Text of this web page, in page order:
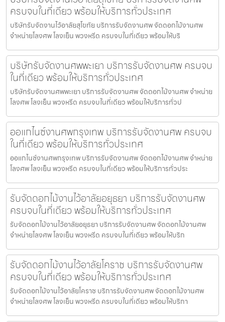
ครบจบในที่เดียว พร้อมให้บริการทั่วประเทศ
บริษัทรับจัดงานไว้อาลัยสุโขทัย บริการรับจัดงานศพ จัดดอกไม้งานศพ
จำหน่ายโลงศพ โลงเย็น พวงหรีด ครบจบในที่เดียว พร้อมให้บริ
บริษัทรับจัดงานศพพะเยา บริการรับจัดงานศพ ครบจบ
ในที่เดียว พร้อมให้บริการทั่วประเทศ
บริษัทรับจัดงานศพพะเยา บริการรับจัดงานศพ จัดดอกไม้งานศพ จำหน่าย
โลงศพ โลงเย็น พวงหรีด ครบจบในที่เดียว พร้อมให้บริการทั่วป
ออแกไนซ์งานศพกรุงเทพ บริการรับจัดงานศพ ครบจบ
ในที่เดียว พร้อมให้บริการทั่วประเทศ
ออแกไนซ์งานศพกรุงเทพ บริการรับจัดงานศพ จัดดอกไม้งานศพ จำหน่าย
โลงศพ โลงเย็น พวงหรีด ครบจบในที่เดียว พร้อมให้บริการทั่วประ
รับจัดดอกไม้งานไว้อาลัยอยุธยา บริการรับจัดงานศพ
ครบจบในที่เดียว พร้อมให้บริการทั่วประเทศ
รับจัดดอกไม้งานไว้อาลัยอยุธยา บริการรับจัดงานศพ จัดดอกไม้งานศพ
จำหน่ายโลงศพ โลงเย็น พวงหรีด ครบจบในที่เดียว พร้อมให้บริก
รับจัดดอกไม้งานไว้อาลัยโคราช บริการรับจัดงานศพ
ครบจบในที่เดียว พร้อมให้บริการทั่วประเทศ
รับจัดดอกไม้งานไว้อาลัยโคราช บริการรับจัดงานศพ จัดดอกไม้งานศพ
จำหน่ายโลงศพ โลงเย็น พวงหรีด ครบจบในที่เดียว พร้อมให้บริกา